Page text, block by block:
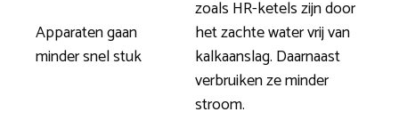
Apparaten gaan
minder snel stuk
zoals HR-ketels zijn door
het zachte water vrij van
kalkaanslag. Daarnaast
verbruiken ze minder
stroom.